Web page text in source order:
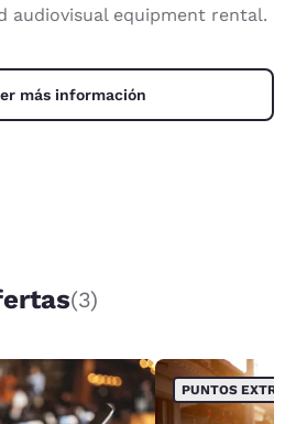
audiovisual equipment rental.
más información
(3)
PUNTOS EXTRA